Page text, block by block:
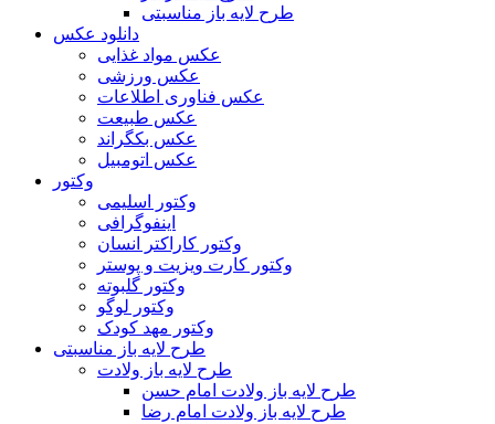
طرح لایه باز مناسبتی
دانلود عکس
عکس مواد غذایی
عکس ورزشی
عکس فناوری اطلاعات
عکس طبیعت
عکس بکگراند
عکس اتومبیل
وکتور
وکتور اسلیمی
اینفوگرافی
وکتور کاراکتر انسان
وکتور کارت ویزیت و پوستر
وکتور گلبوته
وکتور لوگو
وکتور مهد کودک
طرح لایه باز مناسبتی
طرح لایه باز ولادت
طرح لایه باز ولادت امام حسن
طرح لایه باز ولادت امام رضا